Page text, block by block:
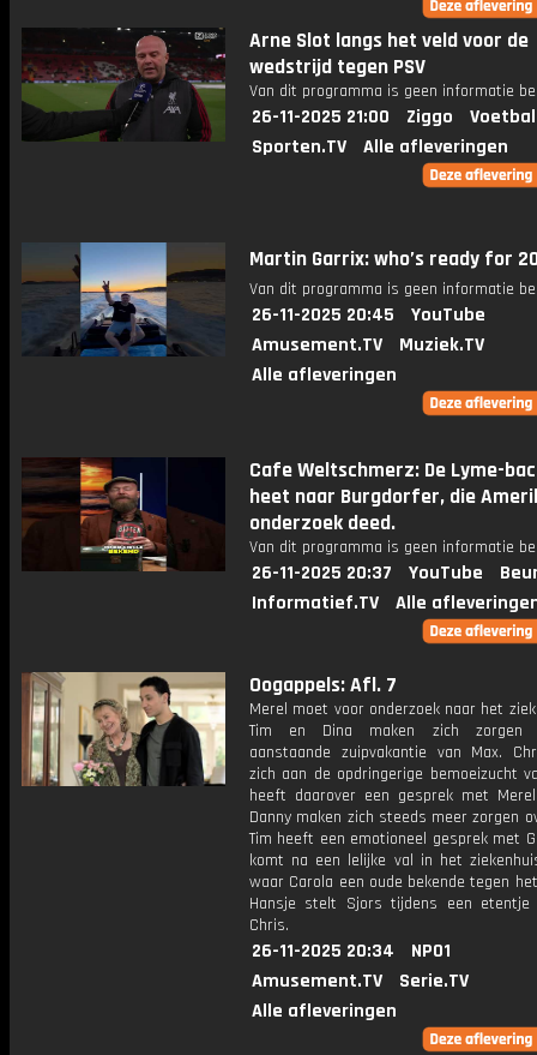
Arne Slot langs het veld voor de
wedstrijd tegen PSV
Van dit programma is geen informatie
26-11-2025 21:00 Ziggo
Sporten.TV
Alle afleveringen
Martin Garrix: who’s ready for
Van dit programma is geen informatie
26-11-2025 20:45
YouTube
Amusement.TV
Muziek.TV
Alle afleveringen
Cafe Weltschmerz: De Lyme-
heet naar Burgdorfer, die
onderzoek deed.
Van dit programma is geen informatie
26-11-2025 20:37 YouTube
Informatief.TV
Alle
Oogappels: Afl. 7
Merel moet voor onderzoek naar het
Tim en Dina maken zich zorgen
aanstaande zuipvakantie van Max.
zich aan de opdringerige bemoeizucht
heeft daarover een gesprek met
Danny maken zich steeds meer zorgen
Tim heeft een emotioneel gesprek met
komt na een lelijke val in het
waar Carola een oude bekende tegen
Hansje stelt Sjors tijdens een etentje
Chris.
26-11-2025 20:34
NPO1
Amusement.TV
Serie.TV
Alle afleveringen